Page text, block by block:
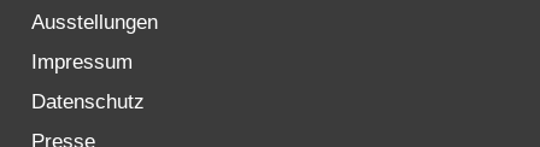
Ausstellungen
Impressum
Datenschutz
Presse